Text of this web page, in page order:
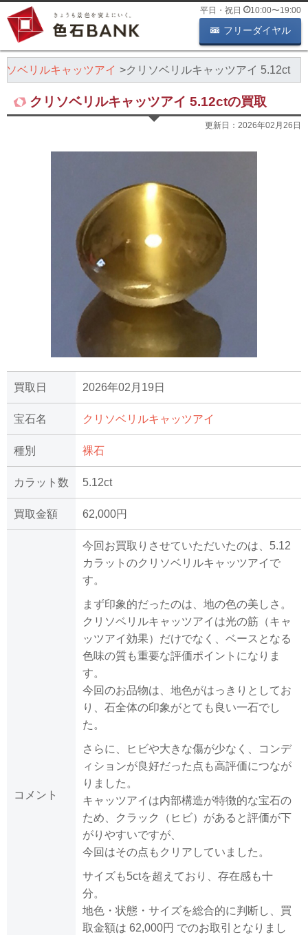
平日・祝日 10:00〜19:00
フリーダイヤル
ソベリルキャッツアイ クリソベリルキャッツアイ 5.12ct
クリソベリルキャッツアイ 5.12ctの買取
更新日： 2026年02月26日
買取日 2026年02月19日
宝石名 クリソベリルキャッツアイ
種別 裸石
カラット数 5.12ct
買取金額 62,000円
コメント
今回お買取りさせていただいたのは、5.12
カラットのクリソベリルキャッツアイで
す。
まず印象的だったのは、地の色の美しさ。
クリソベリルキャッツアイは光の筋（キャ
ッツアイ効果）だけでなく、ベースとなる
色味の質も重要な評価ポイントになりま
す。
今回のお品物は、地色がはっきりとしてお
り、石全体の印象がとても良い一石でし
た。
さらに、ヒビや大きな傷が少なく、コンデ
ィションが良好だった点も高評価につなが
りました。
キャッツアイは内部構造が特徴的な宝石の
ため、クラック（ヒビ）があると評価が下
がりやすいですが、
今回はその点もクリアしていました。
サイズも5ctを超えており、存在感も十
分。
地色・状態・サイズを総合的に判断し、買
取金額は 62,000円 でのお取引となりまし